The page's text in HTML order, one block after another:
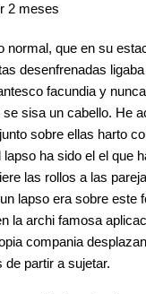
2 meses
normal, que en su
desenfrenadas
facundia y
sisa un cabello. He
sobre ellas harto
ha sido el el que
las rollos a las
lapso era sobre este
la archi famosa
compania
de partir a sujetar.